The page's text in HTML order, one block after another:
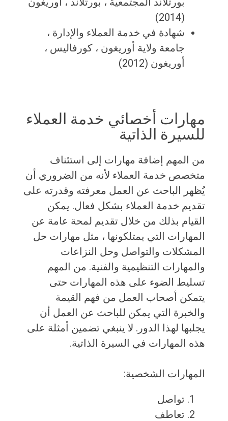
(2014)
شهادة في خدمة العملاء والإدارة ،
جامعة ولاية أوريغون ، كورفاليس ،
أوريغون (2012)
مهارات أخصائي خدمة العملاء
للسيرة الذاتية
من المهم إضافة مهارات إلى استئناف
متخصص خدمة العملاء لأنه من الضروري أن
يُظهر الباحث عن العمل معرفته وقدرته على
تقديم خدمة العملاء بشكل فعال. يمكن
القيام بذلك من خلال تقديم لمحة عامة عن
المهارات التي يمتلكونها ، مثل مهارات حل
المشكلات والتواصل وحل النزاعات
والمهارات التنظيمية والفنية. من المهم
تسليط الضوء على هذه المهارات حتى
يتمكن أصحاب العمل من فهم القيمة
والخبرة التي يمكن للباحث عن العمل أن
يجلبها لهذا الدور. لا ينبغي تضمين أمثلة على
هذه المهارات في السيرة الذاتية.
المهارات الشخصية:
تواصل
تعاطف